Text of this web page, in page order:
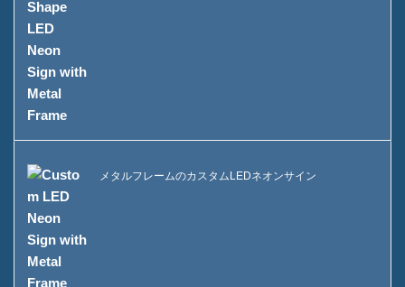
メタルフレームのカスタムLEDネオンサイン